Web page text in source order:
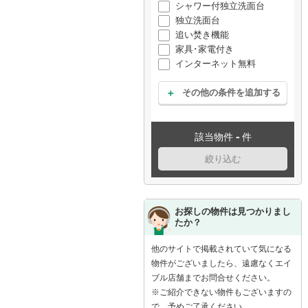
シャワー付独立洗面台
独立洗面台
追い焚き機能
家具･家電付き
インターネット無料
その他の条件を追加する
該当物件 - 件
絞り込む
お探しの物件は見つかりまし
たか？
他のサイトで掲載されていて気になる
物件がございましたら、遠慮なくエイ
ブル店舗までお問合せください。
※ご紹介できない物件もございますの